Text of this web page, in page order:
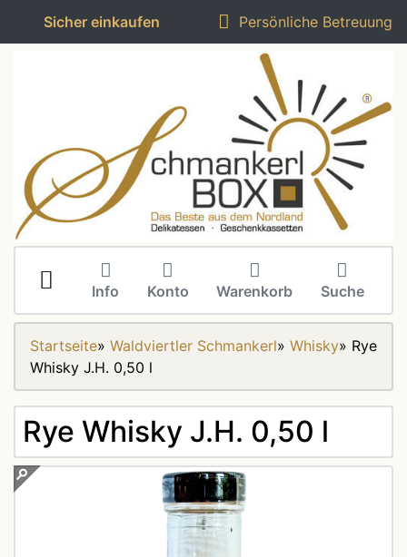
Sicher einkaufen Persönliche Betreuung
Info Konto Warenkorb Suche
Startseite» Waldviertler Schmankerl» Whisky» Rye
Whisky J.H. 0,50 l
Rye Whisky J.H. 0,50 l